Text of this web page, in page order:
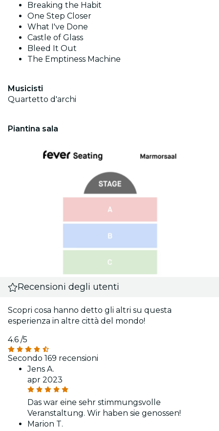
Breaking the Habit
One Step Closer
What I've Done
Castle of Glass
Bleed It Out
The Emptiness Machine
Musicisti
Quartetto d'archi
Piantina sala
Recensioni degli utenti
Scopri cosa hanno detto gli altri su questa
esperienza in altre città del mondo!
4.6 /5
Secondo 169 recensioni
Jens A.
apr 2023
Das war eine sehr stimmungsvolle
Veranstaltung. Wir haben sie genossen!
Marion T.